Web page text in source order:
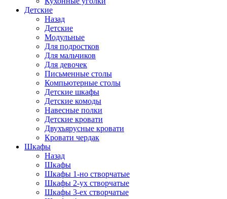
Детские
Назад
Детские
Модульные
Для подростков
Для мальчиков
Для девочек
Письменные столы
Компьютерные столы
Детские шкафы
Детские комоды
Навесные полки
Детские кровати
Двухъярусные кровати
Кровати чердак
Шкафы
Назад
Шкафы
Шкафы 1-но створчатые
Шкафы 2-ух створчатые
Шкафы 3-ех створчатые